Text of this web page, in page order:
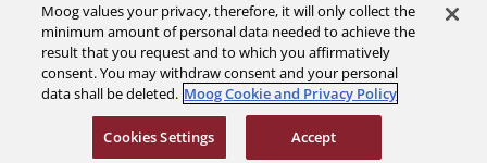
© 2026 a Moog company. All rights reserved |Privacy Policy
Cookies Settings
Moog values your privacy, therefore, it will only collect the
minimum amount of personal data needed to achieve the
result that you request and to which you affirmatively
consent. You may withdraw consent and your personal
data shall be deleted. Moog Cookie and Privacy Policy
Cookies Settings Accept